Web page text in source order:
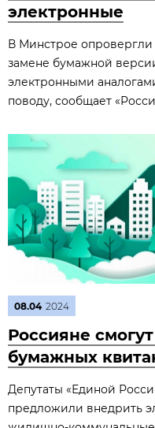
электронные
В Минстрое
замене бумажной
электронными
поводу, сообщает
08.04 2024
Россияне
бумажных
Депутаты «Единой
предложили внедрить